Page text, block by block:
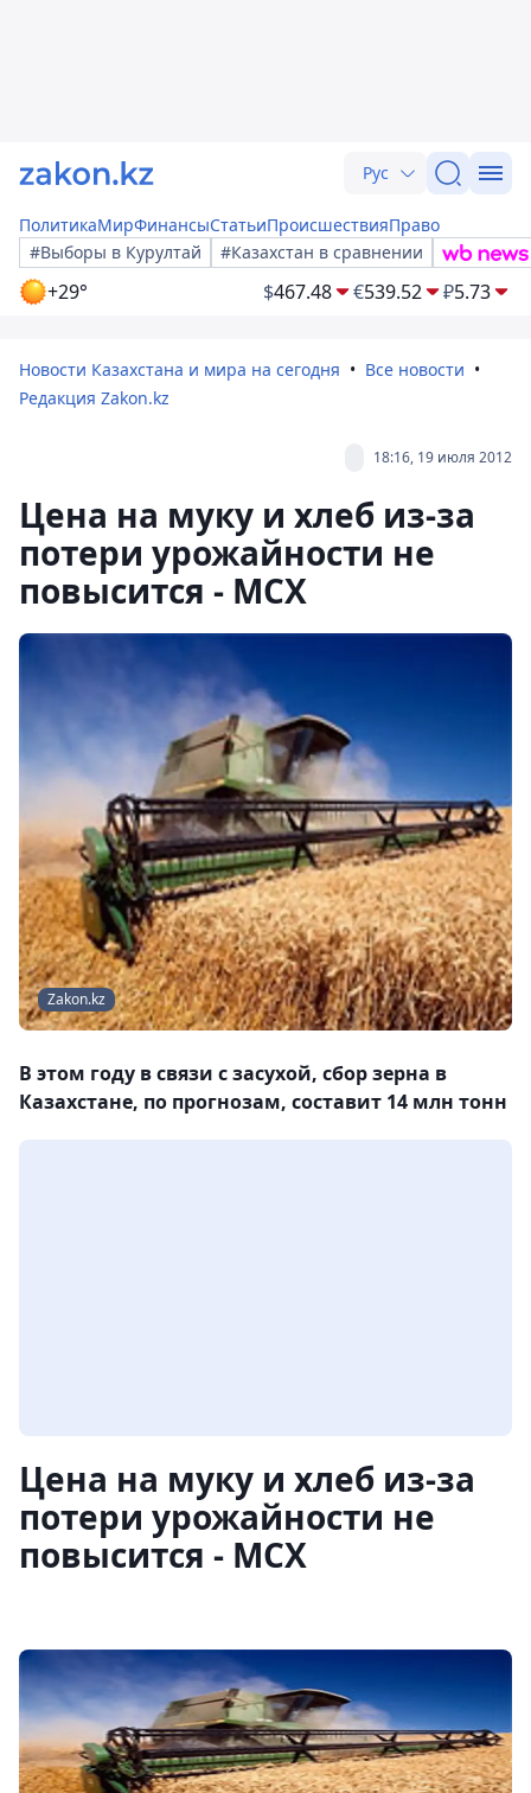
Рус
ПолитикаМирФинансыСтатьиПроисшествияПраво
#Выборы в Курултай
#Казахстан в сравнении
+29° $467.48 €539.52 ₽5.73
Новости Казахстана и мира на сегодня
Все новости
Редакция Zakon.kz
18:16, 19 июля 2012
Цена на муку и хлеб из-за
потери урожайности не
повысится - МСХ
Zakon.kz
В этом году в связи с засухой, сбор зерна в
Казахстане, по прогнозам, составит 14 млн тонн
Цена на муку и хлеб из-за
потери урожайности не
повысится - МСХ